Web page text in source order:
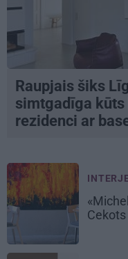
Raupjais šiks
simtgadīga kūts
rezidenci ar